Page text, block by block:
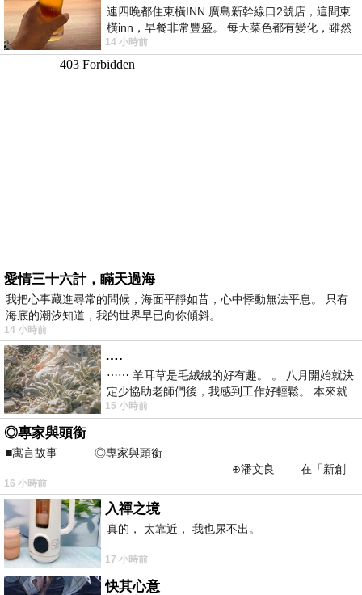
連四晚都住東橫INN 廣島新幹線口2號店，這間東
橫inn，早餐非常豐盛。 每天菜色都有變化，雖然
看到工作人員拿出料理包加熱，但
14 小時前
愛情三十六計，瞞天過海
我把心事藏進尋常的問候，海面平靜如昔，心中悸動無法平息。 只有
海底的潮汐知道，我的世界早已向你傾斜。
14 小時前
….
⋯⋯ 羊耳草是毛絨絨的好有趣。 。 八月開始就決
定少協助老師們後，我感到工作好輕鬆。 本來就
不是我的工作啊。 真
15 小時前
◎專家與頭銜
■寓言故事 ◎專家與頭銜
⊕潘文良 在「新創
之谷」裡——
16 小時前
入禪之境
真的， 太靠近， 我也尿不出。
17 小時前
快其心意